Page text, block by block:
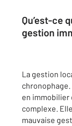
Qu’est-ce
gestion
La gestion
chronophage.
en
complexe.
mauvaise